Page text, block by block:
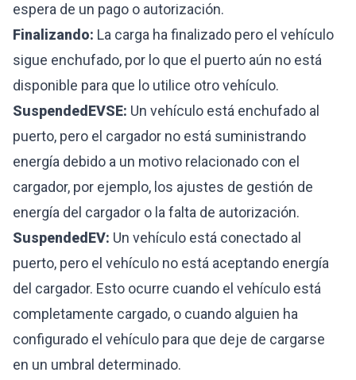
espera de un pago o autorización.
Finalizando: La carga ha finalizado pero el vehículo
sigue enchufado, por lo que el puerto aún no está
disponible para que lo utilice otro vehículo.
SuspendedEVSE: Un vehículo está enchufado al
puerto, pero el cargador no está suministrando
energía debido a un motivo relacionado con el
cargador, por ejemplo, los ajustes de gestión de
energía del cargador o la falta de autorización.
SuspendedEV: Un vehículo está conectado al
puerto, pero el vehículo no está aceptando energía
del cargador. Esto ocurre cuando el vehículo está
completamente cargado, o cuando alguien ha
configurado el vehículo para que deje de cargarse
en un umbral determinado.